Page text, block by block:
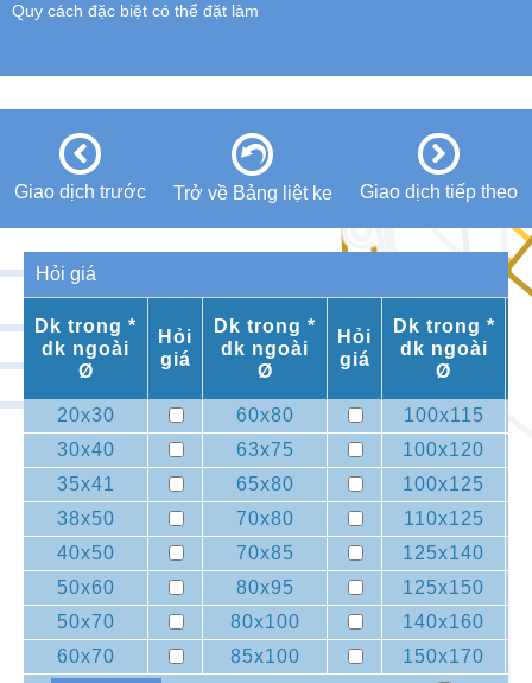
Quy cách đặc biệt có thể đặt làm
Giao dịch trước Trở về Bảng liệt ke Giao dịch tiếp theo
Hỏi giá
Dk trong *
dk ngoài
Ø
Hỏi
giá
Dk trong *
dk ngoài
Ø
Hỏi
giá
Dk trong *
dk ngoài
Ø
20x30 60x80
100x115
30x40
63x75
100x120
35x41
65x80
100x125
38x50
70x80
110x125
40x50
70x85
125x140
50x60
80x95
125x150
50x70
80x100
140x160
60x70
85x100 150x170